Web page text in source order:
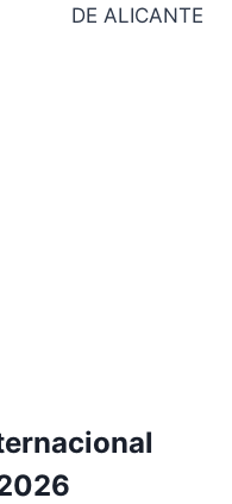
DE ALICANTE